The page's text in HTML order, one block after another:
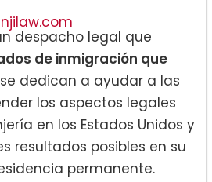
despacho legal que
de inmigración que
dedican a ayudar a las
los aspectos legales
en los Estados Unidos y
resultados posibles en su
permanente.